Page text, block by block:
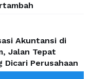
Akuntansi di
Jalan Tepat
Dicari Perusahaan